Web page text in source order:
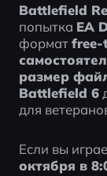
Battlefield
попытка EA
формат free-
размер
Battlefield 6
для
Если вы
октября в